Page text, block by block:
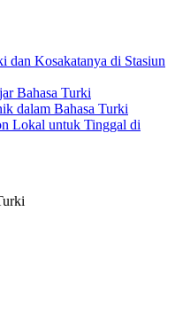
dan Kosakatanya di Stasiun
Bahasa Turki
dalam Bahasa Turki
Lokal untuk Tinggal di